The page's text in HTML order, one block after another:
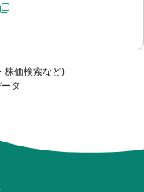
株価検索など)
タ